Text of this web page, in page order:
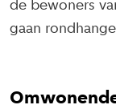
de bewoners
gaan